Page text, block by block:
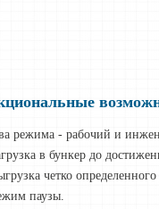
режима - рабочий и
в бункер до
четко определенного
паузы.